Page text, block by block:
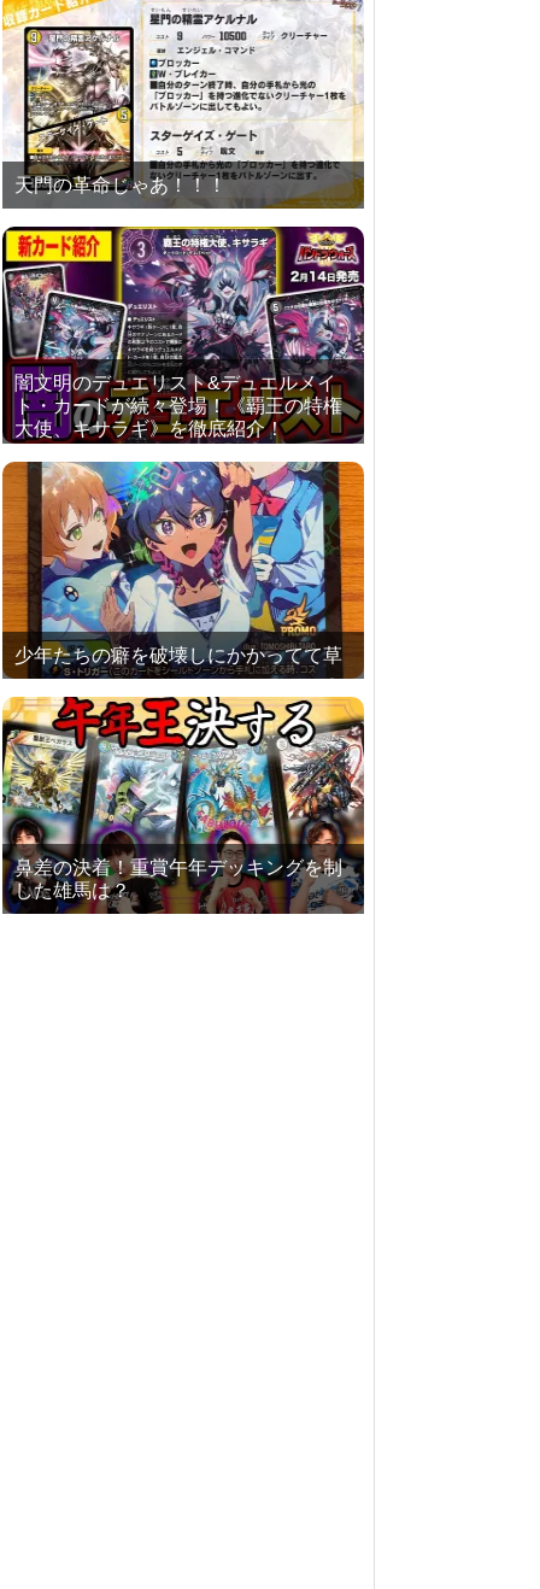
天門の革命じゃあ！！！
闇文明のデュエリスト&デュエルメイ
ト・カードが続々登場！《覇王の特権
大使、キサラギ》を徹底紹介！
少年たちの癖を破壊しにかかってて草
鼻差の決着！重賞午年デッキングを制
した雄馬は？